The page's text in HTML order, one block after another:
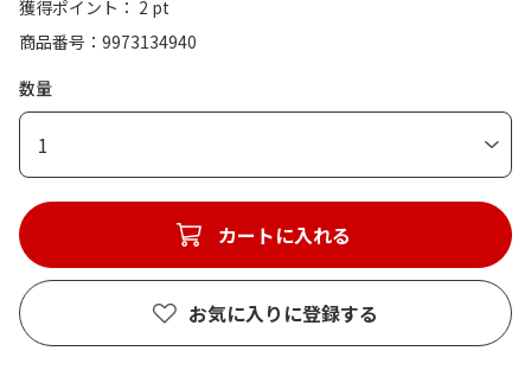
獲得ポイント： 2 pt
商品番号
9973134940
数量
1
カートに入れる
お気に入りに登録する